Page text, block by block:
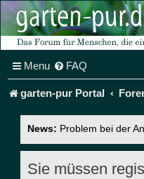
Menu FAQ
garten-pur Portal
News: Problem bei der
Sie müssen